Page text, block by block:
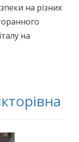
на різних
на